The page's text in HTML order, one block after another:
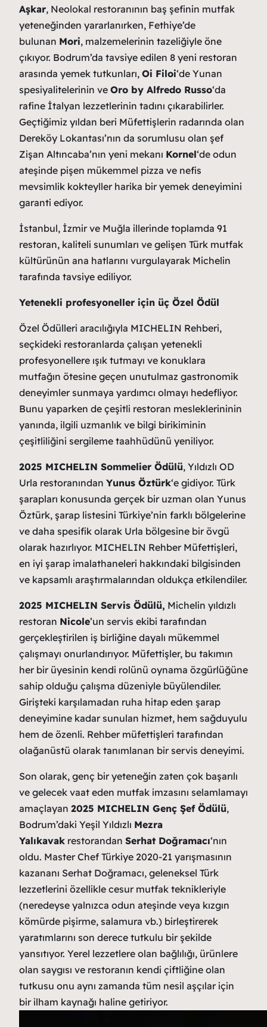
Aşkar, Neolokal restoranının baş şefinin mutfak
yeteneğinden yararlanırken, Fethiye’de
bulunan Mori, malzemelerinin tazeliğiyle öne
çıkıyor. Bodrum’da tavsiye edilen 8 yeni restoran
arasında yemek tutkunları, Oi Filoi‘de Yunan
spesiyalitelerinin ve Oro by Alfredo Russo‘da
rafine İtalyan lezzetlerinin tadını çıkarabilirler.
Geçtiğimiz yıldan beri Müfettişlerin radarında olan
Dereköy Lokantası’nın da sorumlusu olan şef
Zişan Altıncaba’nın yeni mekanı Kornel‘de odun
ateşinde pişen mükemmel pizza ve nefis
mevsimlik kokteyller harika bir yemek deneyimini
garanti ediyor.
İstanbul, İzmir ve Muğla illerinde toplamda 91
restoran, kaliteli sunumları ve gelişen Türk mutfak
kültürünün ana hatlarını vurgulayarak Michelin
tarafında tavsiye ediliyor.
Yetenekli profesyoneller için üç Özel Ödül
Özel Ödülleri aracılığıyla MICHELIN Rehberi,
seçkideki restoranlarda çalışan yetenekli
profesyonellere ışık tutmayı ve konuklara
mutfağın ötesine geçen unutulmaz gastronomik
deneyimler sunmaya yardımcı olmayı hedefliyor.
Bunu yaparken de çeşitli restoran mesleklerininin
yanında, ilgili uzmanlık ve bilgi birikiminin
çeşitliliğini sergileme taahhüdünü yeniliyor.
2025 MICHELIN Sommelier Ödülü, Yıldızlı OD
Urla restoranından Yunus Öztürk‘e gidiyor. Türk
şarapları konusunda gerçek bir uzman olan Yunus
Öztürk, şarap listesini Türkiye’nin farklı bölgelerine
ve daha spesifik olarak Urla bölgesine bir övgü
olarak hazırlıyor. MICHELIN Rehber Müfettişleri,
en iyi şarap imalathaneleri hakkındaki bilgisinden
ve kapsamlı araştırmalarından oldukça etkilendiler.
2025 MICHELIN Servis Ödülü, Michelin yıldızlı
restoran Nicole’un servis ekibi tarafından
gerçekleştirilen iş birliğine dayalı mükemmel
çalışmayı onurlandırıyor. Müfettişler, bu takımın
her bir üyesinin kendi rolünü oynama özgürlüğüne
sahip olduğu çalışma düzeniyle büyülendiler.
Girişteki karşılamadan ruha hitap eden şarap
deneyimine kadar sunulan hizmet, hem sağduyulu
hem de özenli. Rehber müfettişleri tarafından
olağanüstü olarak tanımlanan bir servis deneyimi.
Son olarak, genç bir yeteneğin zaten çok başarılı
ve gelecek vaat eden mutfak imzasını selamlamayı
amaçlayan 2025 MICHELIN Genç Şef Ödülü,
Bodrum’daki Yeşil Yıldızlı Mezra
Yalıkavak restorandan Serhat Doğramacı‘nın
oldu. Master Chef Türkiye 2020-21 yarışmasının
kazananı Serhat Doğramacı, geleneksel Türk
lezzetlerini özellikle cesur mutfak teknikleriyle
(neredeyse yalnızca odun ateşinde veya kızgın
kömürde pişirme, salamura vb.) birleştirerek
yaratımlarını son derece tutkulu bir şekilde
yansıtıyor. Yerel lezzetlere olan bağlılığı, ürünlere
olan saygısı ve restoranın kendi çiftliğine olan
tutkusu onu aynı zamanda tüm nesil aşçılar için
bir ilham kaynağı haline getiriyor.